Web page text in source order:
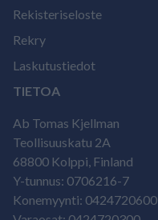
Rekisteriseloste
Rekry
Laskutustiedot
TIETOA
Ab Tomas Kjellman
Teollisuuskatu 2A
68800 Kolppi, Finland
Y-tunnus: 0706216-7
Konemyynti: 0424720600